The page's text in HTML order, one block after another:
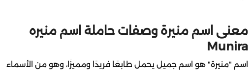
معنى اسم منيرة وصفات حاملة اسم منيره
Munira
اسم "منيرة" هو اسم جميل يحمل طابعًا فريدًا ومميزًا، وهو من الأسماء